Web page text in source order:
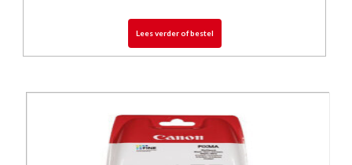
Lees verder of bestel